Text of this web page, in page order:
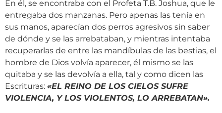
En él, se encontraba con el Profeta T.B. Joshua, que le
entregaba dos manzanas. Pero apenas las tenía en
sus manos, aparecían dos perros agresivos sin saber
de dónde y se las arrebataban, y mientras intentaba
recuperarlas de entre las mandíbulas de las bestias, el
hombre de Dios volvía aparecer, él mismo se las
quitaba y se las devolvía a ella, tal y como dicen las
Escrituras: «EL REINO DE LOS CIELOS SUFRE
VIOLENCIA, Y LOS VIOLENTOS, LO ARREBATAN».